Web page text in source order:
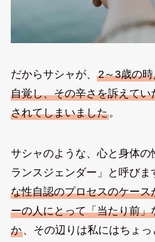
だからサシャが、 2～3歳の
自覚し、その辛さを訴えてい
されてしまいました。
サシャのような、心と身体の
ランスジェンダー」と呼びま
な性自認のプロセスのケース
ーの人にとって「当たり前」
か、その辺りは私にはちょ